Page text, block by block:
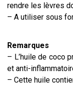
rendre les lèvres
– A utiliser sous
Remarques
– L’huile de coco
et anti-
– Cette huile